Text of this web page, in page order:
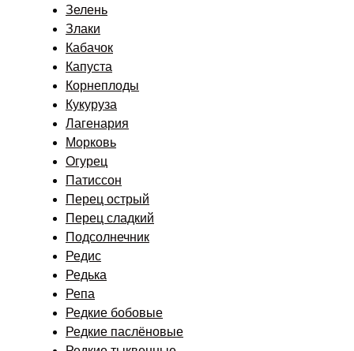
Зелень
Злаки
Кабачок
Капуста
Корнеплоды
Кукуруза
Лагенария
Морковь
Огурец
Патиссон
Перец острый
Перец сладкий
Подсолнечник
Редис
Редька
Репа
Редкие бобовые
Редкие паслёновые